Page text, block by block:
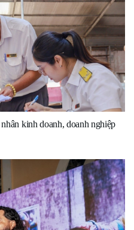
kinh doanh, doanh nghiệp